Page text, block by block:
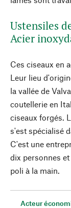
Ustensiles
Acier
Ces ciseaux en
Leur lieu
la vallée de
coutellerie en
ciseaux forgés.
s'est spécialisé
C'est une
dix personnes
poli à la main.
Acteur